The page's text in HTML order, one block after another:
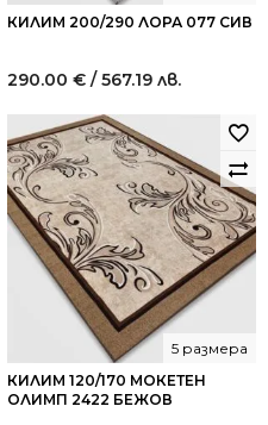
КИЛИМ 200/290 ЛОРА 077 СИВ
290.00 € / 567.19 лв.
КИЛИМ 120/170 МОКЕТЕН
ОЛИМП 2422 БЕЖОВ
5 размера